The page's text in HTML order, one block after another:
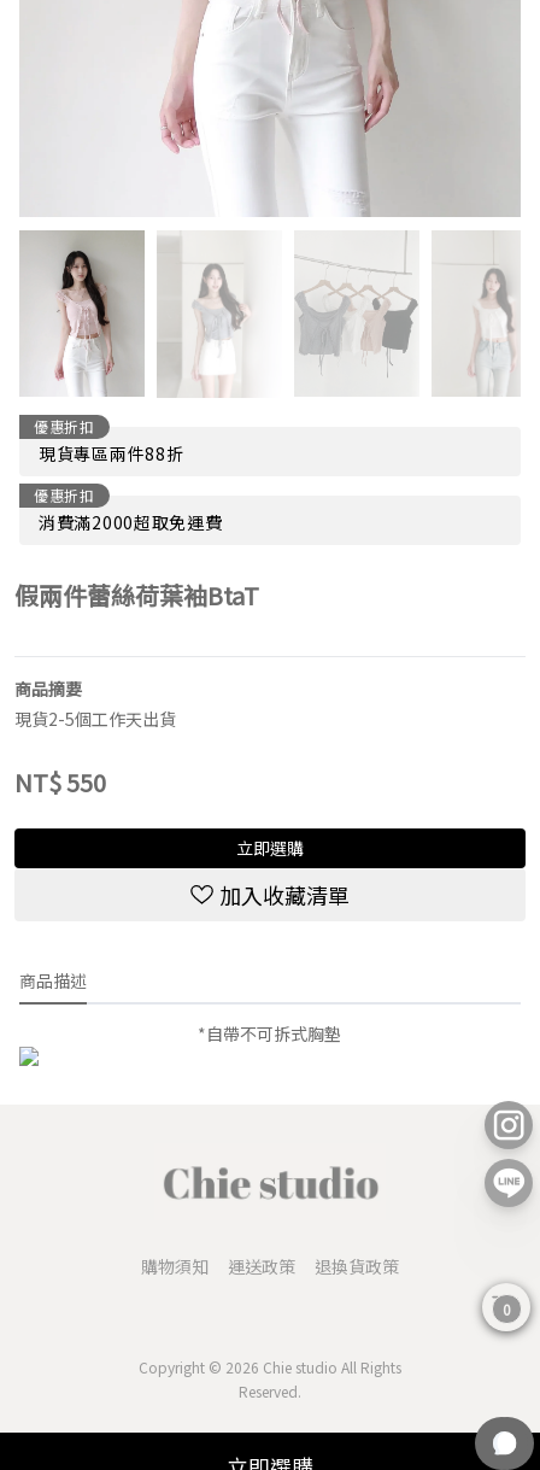
優惠折扣
現貨專區兩件88折
優惠折扣
消費滿2000超取免運費
假兩件蕾絲荷葉袖BtaT
商品摘要
現貨2-5個工作天出貨
NT$550
立即選購
加入收藏清單
商品描述
*自帶不可拆式胸墊
購物須知 運送政策 退換貨政策
Copyright © 2026 Chie studio All Rights
Reserved.
0